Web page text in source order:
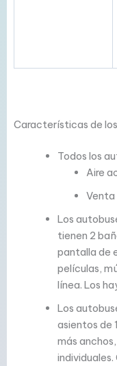
Características de
Todos los
Aire
Venta
Los
tienen 2
pantalla de
películas,
línea. Los
Los
asientos de
más
individuales.